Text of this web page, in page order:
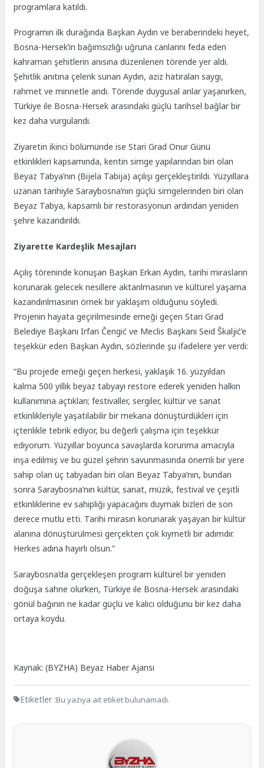
programlara katıldı.
Programın ilk durağında Başkan Aydın ve beraberindeki heyet,
Bosna-Hersek’in bağımsızlığı uğruna canlarını feda eden
kahraman şehitlerin anısına düzenlenen törende yer aldı.
Şehitlik anıtına çelenk sunan Aydın, aziz hatıraları saygı,
rahmet ve minnetle andı. Törende duygusal anlar yaşanırken,
Türkiye ile Bosna-Hersek arasındaki güçlü tarihsel bağlar bir
kez daha vurgulandı.
Ziyaretin ikinci bölümünde ise Stari Grad Onur Günü
etkinlikleri kapsamında, kentin simge yapılarından biri olan
Beyaz Tabya’nın (Bijela Tabija) açılışı gerçekleştirildi. Yüzyıllara
uzanan tarihiyle Saraybosna’nın güçlü simgelerinden biri olan
Beyaz Tabya, kapsamlı bir restorasyonun ardından yeniden
şehre kazandırıldı.
Ziyarette Kardeşlik Mesajları
Açılış töreninde konuşan Başkan Erkan Aydın, tarihi mirasların
korunarak gelecek nesillere aktarılmasının ve kültürel yaşama
kazandırılmasının örnek bir yaklaşım olduğunu söyledi.
Projenin hayata geçirilmesinde emeği geçen Stari Grad
Belediye Başkanı Irfan Čengić ve Meclis Başkanı Seid Škaljić’e
teşekkür eden Başkan Aydın, sözlerinde şu ifadelere yer verdi:
“Bu projede emeği geçen herkesi, yaklaşık 16. yüzyıldan
kalma 500 yıllık beyaz tabyayı restore ederek yeniden halkın
kullanımına açtıkları; festivaller, sergiler, kültür ve sanat
etkinlikleriyle yaşatılabilir bir mekana dönüştürdükleri için
içtenlikle tebrik ediyor, bu değerli çalışma için teşekkür
ediyorum. Yüzyıllar boyunca savaşlarda korunma amacıyla
inşa edilmiş ve bu güzel şehrin savunmasında önemli bir yere
sahip olan üç tabyadan biri olan Beyaz Tabya’nın, bundan
sonra Saraybosna’nın kültür, sanat, müzik, festival ve çeşitli
etkinliklerine ev sahipliği yapacağını duymak bizleri de son
derece mutlu etti. Tarihi mirasın korunarak yaşayan bir kültür
alanına dönüştürülmesi gerçekten çok kıymetli bir adımdır.
Herkes adına hayırlı olsun.”
Saraybosna’da gerçekleşen program kültürel bir yeniden
doğuşa sahne olurken, Türkiye ile Bosna-Hersek arasındaki
gönül bağının ne kadar güçlü ve kalıcı olduğunu bir kez daha
ortaya koydu.
Kaynak: (BYZHA) Beyaz Haber Ajansı
Etiketler :Bu yazıya ait etiket bulunamadı.